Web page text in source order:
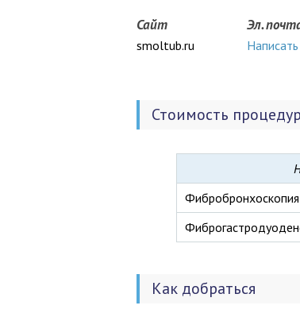
Сайт
smoltub.ru
Эл.
Написать
Стоимость
Фибробронхоскопия
Как добраться